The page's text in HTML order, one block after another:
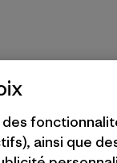
ainsi que